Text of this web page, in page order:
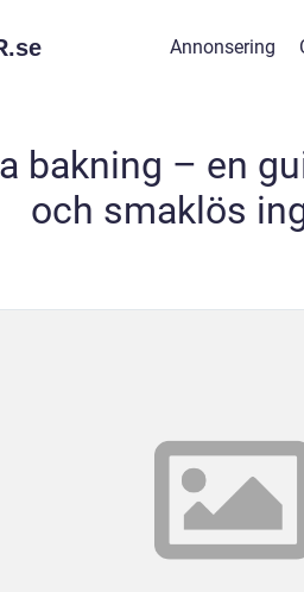
se Annonsering
bakning – en
och smaklös